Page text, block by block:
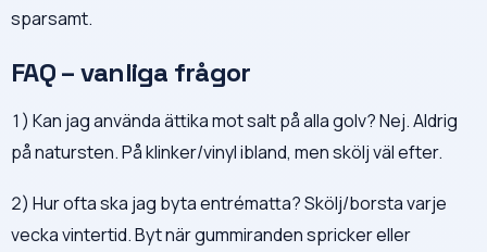
sparsamt.
FAQ – vanliga frågor
1) Kan jag använda ättika mot salt på alla golv? Nej. Aldrig
på natursten. På klinker/vinyl ibland, men skölj väl efter.
2) Hur ofta ska jag byta entrématta? Skölj/borsta varje
vecka vintertid. Byt när gummiranden spricker eller